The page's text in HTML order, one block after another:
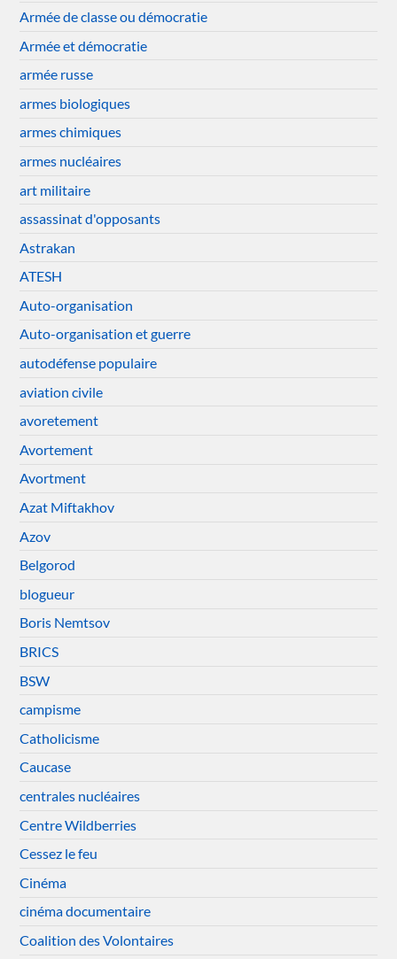
Armée de classe ou démocratie
Armée et démocratie
armée russe
armes biologiques
armes chimiques
armes nucléaires
art militaire
assassinat d'opposants
Astrakan
ATESH
Auto-organisation
Auto-organisation et guerre
autodéfense populaire
aviation civile
avoretement
Avortement
Avortment
Azat Miftakhov
Azov
Belgorod
blogueur
Boris Nemtsov
BRICS
BSW
campisme
Catholicisme
Caucase
centrales nucléaires
Centre Wildberries
Cessez le feu
Cinéma
cinéma documentaire
Coalition des Volontaires